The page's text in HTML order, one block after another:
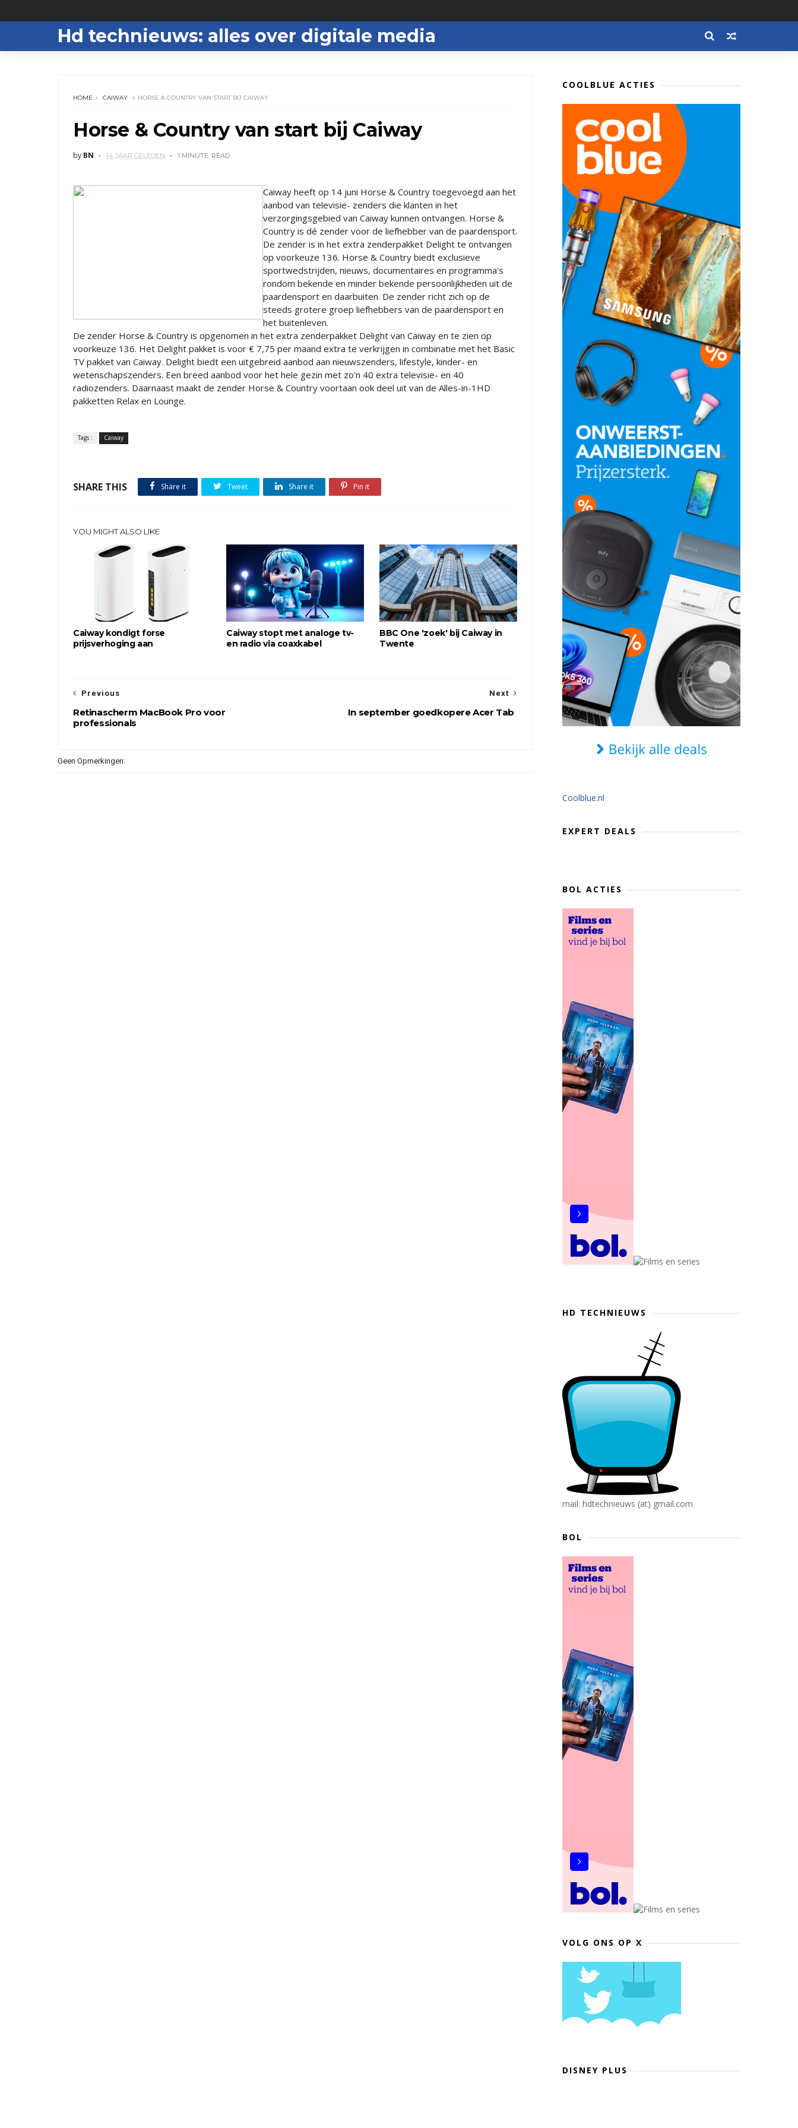
Hd technieuws: alles over digitale media
HOME CAIWAY HORSE & COUNTRY VAN START BIJ CAIWAY
Horse & Country van start bij Caiway
by BN 14 JAAR GELEDEN 1 MINUTE READ
Caiway heeft op 14 juni Horse & Country toegevoegd aan het
aanbod van televisie- zenders die klanten in het
verzorgingsgebied van Caiway kunnen ontvangen. Horse &
Country is dé zender voor de liefhebber van de paardensport.
De zender is in het extra zenderpakket Delight te ontvangen
op voorkeuze 136. Horse & Country biedt exclusieve
sportwedstrijden, nieuws, documentaires en programma's
rondom bekende en minder bekende persoonlijkheden uit de
paardensport en daarbuiten. De zender richt zich op de
steeds grotere groep liefhebbers van de paardensport en
het buitenleven.
De zender Horse & Country is opgenomen in het extra zenderpakket Delight van Caiway en te zien op
voorkeuze 136. Het Delight pakket is voor € 7,75 per maand extra te verkrijgen in combinatie met het Basic
TV pakket van Caiway. Delight biedt een uitgebreid aanbod aan nieuwszenders, lifestyle, kinder- en
wetenschapszenders. Een breed aanbod voor het hele gezin met zo'n 40 extra televisie- en 40
radiozenders. Daarnaast maakt de zender Horse & Country voortaan ook deel uit van de Alles-in-1HD
pakketten Relax en Lounge.
Tags : Caiway
SHARE THIS Share it Tweet Share it Pin it
YOU MIGHT ALSO LIKE
Caiway kondigt forse
prijsverhoging aan
Caiway stopt met analoge tv-
en radio via coaxkabel
BBC One 'zoek' bij Caiway in
Twente
Next
In september goedkopere Acer Tab
Previous
Retinascherm MacBook Pro voor
professionals
Geen Opmerkingen:
COOLBLUE ACTIES
Coolblue.nl
EXPERT DEALS
BOL ACTIES
HD TECHNIEUWS
mail: hdtechnieuws (at) gmail.com
BOL
VOLG ONS OP X
DISNEY PLUS